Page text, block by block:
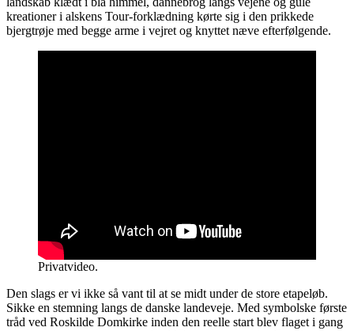
kreationer i alskens Tour-forklædning kørte sig i den prikkede
bjergtrøje med begge arme i vejret og knyttet næve efterfølgende.
Privatvideo.
Den slags er vi ikke så vant til at se midt under de store etapeløb.
Sikke en stemning langs de danske landeveje. Med symbolske første
tråd ved Roskilde Domkirke inden den reelle start blev flaget i gang